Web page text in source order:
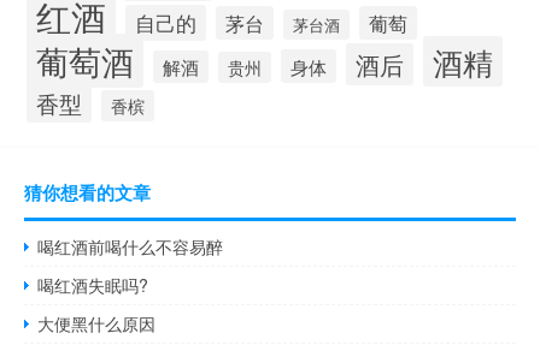
红酒 自己的 茅台 茅台酒 葡萄
葡萄酒 解酒 贵州 身体 酒后 酒精
香型 香槟
猜你想看的文章
喝红酒前喝什么不容易醉
喝红酒失眠吗?
大便黑什么原因